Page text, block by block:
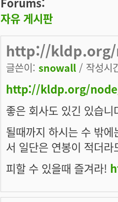
자유 게시판
http://kldp.org/
글쓴이: snowall / 작성시
http://kldp.org/
좋은 회사도 있긴 있습
될때까지 하시는 수 밖
서 일단은 연봉이 적더
피할 수 있을때 즐겨라!